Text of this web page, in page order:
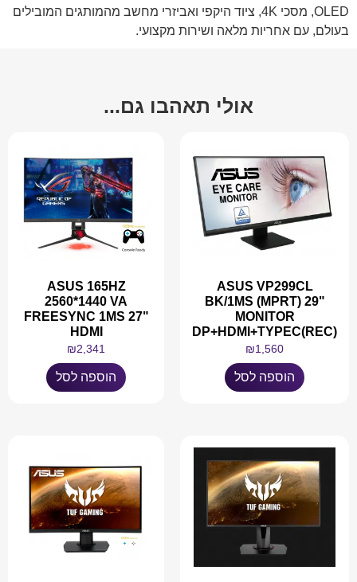
OLED, מסכי 4K, ציוד היקפי ואביזרי מחשב מהמותגים המובילים
בעולם, עם אחריות מלאה ושירות מקצועי.
אולי תאהבו גם...
ASUS VP299CL
BK/1MS (MPRT) 29"
MONITOR
DP+HDMI+TYPEC(REC)
₪1,560
הוספה לסל
ASUS 165HZ
2560*1440 VA
FREESYNC 1MS 27"
HDMI
₪2,341
הוספה לסל